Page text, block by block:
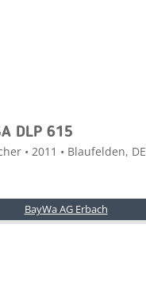
DLP 615
• 2011 • Blaufelden, DE
BayWa AG Erbach